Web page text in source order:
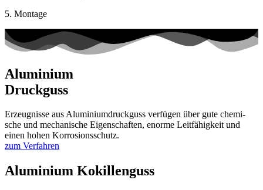
5. Mon­ta­ge
Alu­mi­ni­um
Druck­guss
Erzeug­nis­se aus Alu­mi­ni­um­druck­guss ver­fü­gen über gute che­mi­
sche und mecha­ni­sche Eigen­schaf­ten, enor­me Leit­fä­hig­keit und
einen hohen Kor­ro­si­ons­schutz.
zum Ver­fah­ren
Alu­mi­ni­um Kokil­len­guss